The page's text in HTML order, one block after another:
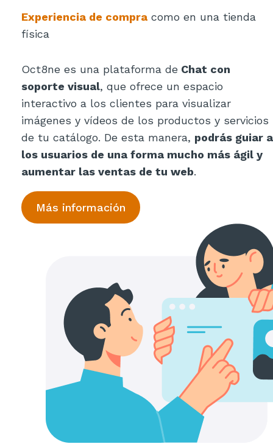
Experiencia de compra como en una tienda
física
Oct8ne es una plataforma de Chat con
soporte visual, que ofrece un espacio
interactivo a los clientes para visualizar
imágenes y vídeos de los productos y servicios
de tu catálogo. De esta manera, podrás guiar a
los usuarios de una forma mucho más ágil y
aumentar las ventas de tu web.
Más información